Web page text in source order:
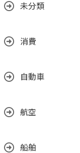
未分類
消費
自動車
航空
船舶